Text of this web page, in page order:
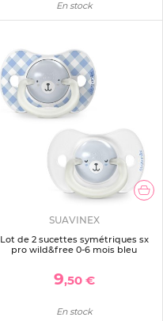
En stock
SUAVINEX
Lot de 2 sucettes symétriques sx
pro wild&free 0-6 mois bleu
9,50 €
En stock